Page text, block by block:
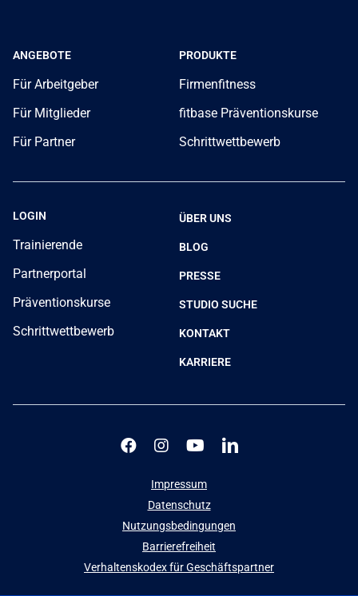
ANGEBOTE
Für Arbeitgeber
Für Mitglieder
Für Partner
PRODUKTE
Firmenfitness
fitbase Präventionskurse
Schrittwettbewerb
LOGIN
Trainierende
Partnerportal
Präventionskurse
Schrittwettbewerb
ÜBER UNS
BLOG
PRESSE
STUDIO SUCHE
KONTAKT
KARRIERE
Impressum
Datenschutz
Nutzungsbedingungen
Barrierefreiheit
Verhaltenskodex für Geschäftspartner